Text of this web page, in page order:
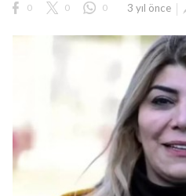
0 0 0 3 yıl önce